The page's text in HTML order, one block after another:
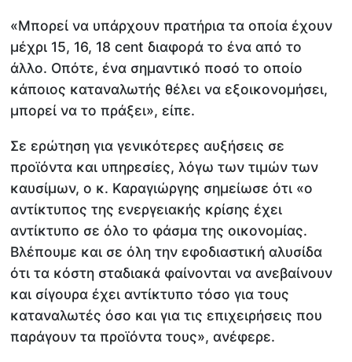
«Μπορεί να υπάρχουν πρατήρια τα οποία έχουν
μέχρι 15, 16, 18 cent διαφορά το ένα από το
άλλο. Οπότε, ένα σημαντικό ποσό το οποίο
κάποιος καταναλωτής θέλει να εξοικονομήσει,
μπορεί να το πράξει», είπε.
Σε ερώτηση για γενικότερες αυξήσεις σε
προϊόντα και υπηρεσίες, λόγω των τιμών των
καυσίμων, ο κ. Καραγιώργης σημείωσε ότι «ο
αντίκτυπος της ενεργειακής κρίσης έχει
αντίκτυπο σε όλο το φάσμα της οικονομίας.
Βλέπουμε και σε όλη την εφοδιαστική αλυσίδα
ότι τα κόστη σταδιακά φαίνονται να ανεβαίνουν
και σίγουρα έχει αντίκτυπο τόσο για τους
καταναλωτές όσο και για τις επιχειρήσεις που
παράγουν τα προϊόντα τους», ανέφερε.